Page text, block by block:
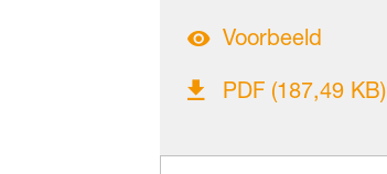
Voorbeeld
PDF (187,49 KB)